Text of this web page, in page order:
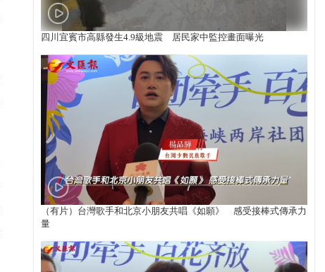
四川宜賓市高縣發生4.9級地震 居民家中監控畫面曝光
（有片）台灣歌手和北京小朋友共唱《如願》 感受接棒式傳承力
量